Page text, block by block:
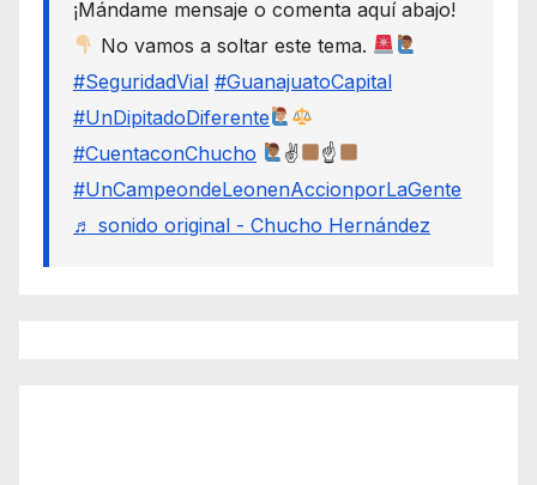
¡Mándame mensaje o comenta aquí abajo!
No vamos a soltar este tema.
#SeguridadVial #GuanajuatoCapital
#UnDipitadoDiferente
#CuentaconChucho
✌
☝
#UnCampeondeLeonenAccionporLaGente
♬ sonido original - Chucho Hernández